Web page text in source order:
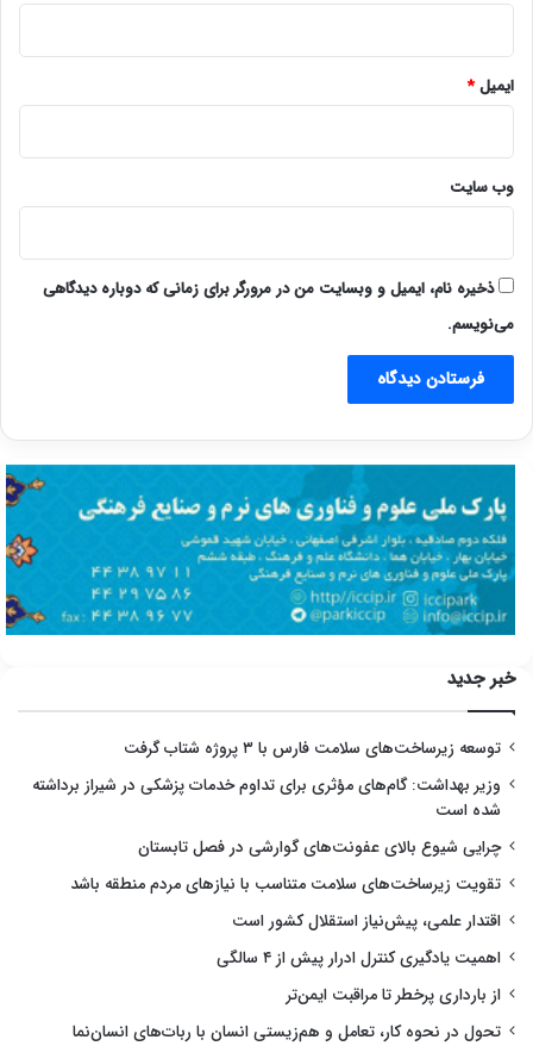
ایمیل*
وب‌ سایت
ذخیره نام، ایمیل و وبسایت من در مرورگر برای زمانی که دوباره دیدگاهی
می‌نویسم.
خبر جدید
توسعه زیرساخت‌های سلامت فارس با ۳ پروژه شتاب گرفت
وزیر بهداشت: گام‌های مؤثری برای تداوم خدمات پزشکی در شیراز برداشته
شده است
چرایی شیوع بالای عفونت‌های گوارشی در فصل تابستان
تقویت زیرساخت‌های سلامت متناسب با نیازهای مردم منطقه باشد
اقتدار علمی، پیش‌نیاز استقلال کشور است
اهمیت یادگیری کنترل ادرار پیش از ۴ سالگی
از بارداری پرخطر تا مراقبت ایمن‌تر
تحول در نحوه کار، تعامل و هم‌زیستی انسان با ربات‌های انسان‌نما